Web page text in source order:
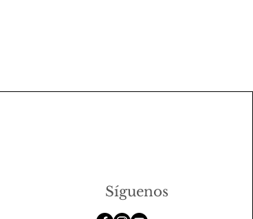
Síguenos